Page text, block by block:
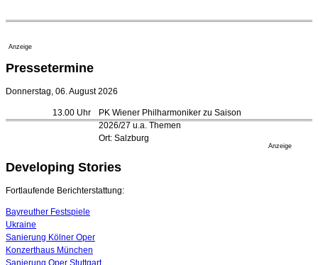
Kammerorchester Heilbronn: Chefdirigent Risto Joost
Opernhäuser gedenken vertriebener jüdischer
Ensemblemitglieder
Festspiele
17. Juli 2026 - 18:03 Uhr
16. Juli 2026 - 22:49 Uhr
Quatuor Ebène wird mit Bremer Musikfest-Preis
04. August 2026 - 13:30 Uhr
Anzeige
Pressetermine
Donnerstag, 06. August 2026
13.00 Uhr
PK Wiener Philharmoniker zu Saison
2026/27 u.a. Themen
Ort: Salzburg
Anzeige
Developing Stories
Fortlaufende Berichterstattung:
Bayreuther Festspiele
Ukraine
Sanierung Kölner Oper
Konzerthaus München